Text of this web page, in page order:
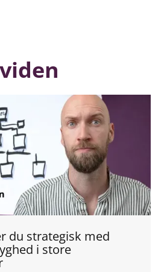
du strategisk med
i store